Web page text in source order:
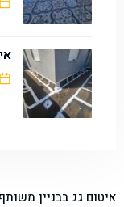
איטום גג בבניין